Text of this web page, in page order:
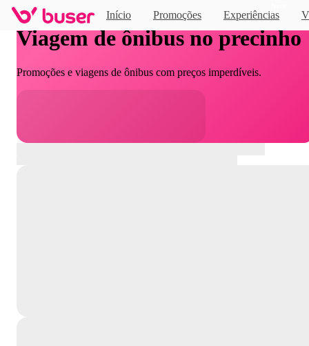
Início Promoções Experiências
Viagem de ônibus no precinho
Promoções e viagens de ônibus com preços imperdíveis.